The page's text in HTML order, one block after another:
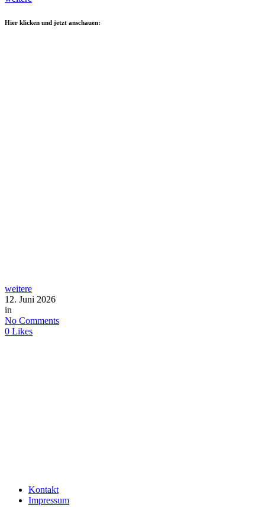
Hier klicken und jetzt anschauen:
weitere
12. Juni 2026
in
No Comments
0 Likes
Kontakt
Impressum